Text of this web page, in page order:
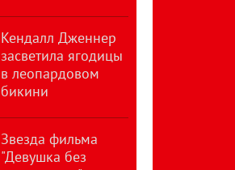
Кендалл Дженнер
засветила ягодицы
в леопардовом
бикини
Звезда фильма
"Девушка без